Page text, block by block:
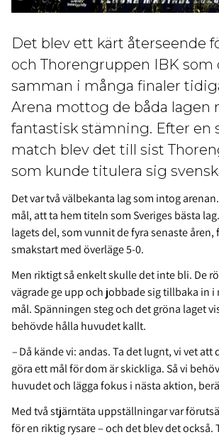
Det blev ett kärt återseende
och Thorengruppen IBK som
samman i många finaler
Arena mottog de båda lagen
fantastisk stämning. Efter en
match blev det till sist
som kunde titulera sig
Det var två välbekanta lag som intog
mål, att ta hem titeln som Sveriges bästa
lagets del, som vunnit de fyra senaste åren,
smakstart med överläge 5-0.
Men riktigt så enkelt skulle det inte bli. De
vägrade ge upp och jobbade sig tillbaka in
mål. Spänningen steg och det gröna laget
behövde hålla huvudet kallt.
–Då kände vi: andas. Ta det lugnt, vi vet att
göra ett mål för dom är skickliga. Så vi
huvudet och lägga fokus i nästa aktion,
Med två stjärntäta uppställningar var
för en riktig rysare – och det blev det också.